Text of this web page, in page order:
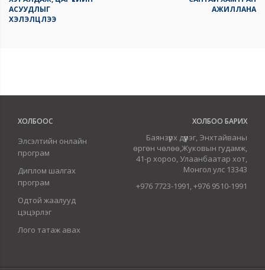
АСУУДЛЫГ
ХЭЛЭЛЦЛЭЭ
АЖИЛЛАНА
ХОЛБООС
Элсэлтийн онлайн
програм
Диплом шалгах
програм
Одтой жаалууд
цэцэрлэг
Лого татаж авах
ХОЛБОО БАРИХ
Баянзүрх дүүрэг, Энхтайваны
өргөн чөлөө,Жуковын гудамж,
41-р хороо, Улаанбаатар хот,
Монгол улс 13343
+976 7723-1991, +976 9510-1991